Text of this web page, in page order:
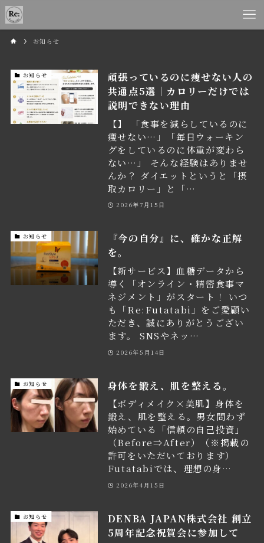
お知らせ
お知らせ
頑張っているのに痩せない人の
共通点5選｜カロリーだけでは
説明できない理由
【】 「食事を減らしているのに
痩せない…」「毎日ウォーキン
グをしているのに体重が変わら
ない…」 そんな経験はありませ
んか？ ダイエットというと「摂
取カロリー」と「…
2026年7月15日
お知らせ
『今の自分』に、確かな正解
を。
【新サービス】血糖データから
導く「オンライン・精密食事マ
ネジメント」がスタート！ いつ
も「Re:Futatabi」をご愛顧い
ただき、誠にありがとうござい
ます。 SNSやネッ…
2026年5月14日
お知らせ 身体を鍛え、肌を整える。
【ボディメイク×美肌】身体を
鍛え、肌を整える。男女問わず
始めている「信頼の自己投資」
（Before⇒After）（※掲載の
許可をいただいております）
Futatabiでは、理想の身…
2026年4月15日
お知らせ
DENBA JAPAN株式会社 創立
5周年記念祝賀会に参加して